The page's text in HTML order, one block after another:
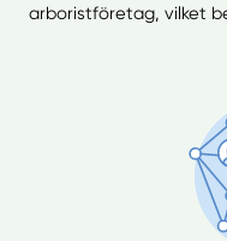
arboristföretag, vilket